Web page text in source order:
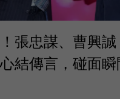
張忠謀、曹興誠
結傳言，碰面